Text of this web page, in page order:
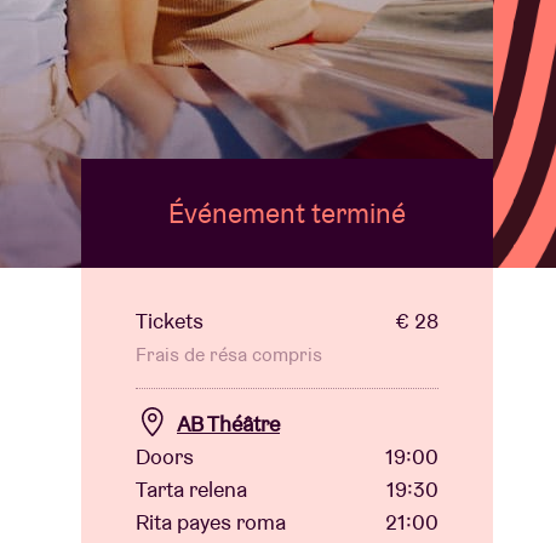
Événement terminé
Tickets € 28
Frais de résa compris
AB Théâtre
Doors
19:00
Tarta relena
19:30
Rita payes roma
21:00